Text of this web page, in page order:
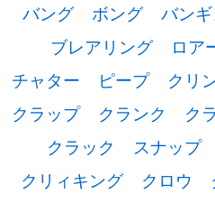
バング
ボング バン
ブレアリング
ロア
チャター
ピープ クリ
クラップ
クランク ク
クラック
スナップ
クリィキング
クロウ